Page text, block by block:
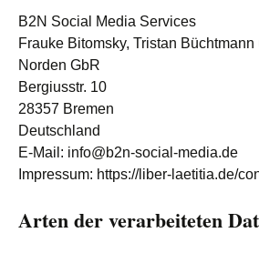
B2N Social Media Services
Frauke Bitomsky, Tristan
Norden GbR
Bergiusstr. 10
28357 Bremen
Deutschland
E-Mail: info@b2n-social-media.de
Impressum: https://liber-laetitia.de/
Arten der verarbeiteten